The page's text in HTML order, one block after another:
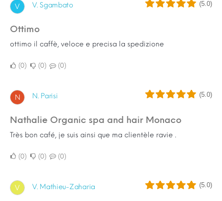
V V. Sgambato (5.0)
ottimo
ottimo il caffè, veloce e precisa la spedizione
0 0 0
N N. Parisi (5.0)
Nathalie Organic spa and hair Monaco
Très bon café, je suis ainsi que ma clientèle ravie .
0 0 0
V V. Mathieu-Zaharia (5.0)